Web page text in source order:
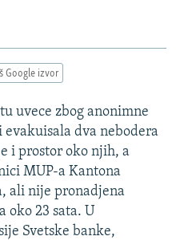
Google izvor
uvece zbog anonimne
dva nebodera
i prostor oko njih, a
MUP-a Kantona
ali nije pronadjena
oko 23 sata. U
Svetske banke,